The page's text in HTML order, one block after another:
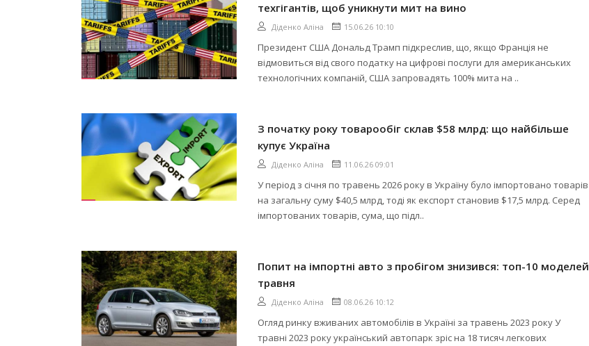
техгігантів, щоб уникнути мит на вино
Діденко Аліна 15.06.26 10:10
Президент США Дональд Трамп підкреслив, що, якщо Франція не
відмовиться від свого податку на цифрові послуги для американських
технологічних компаній, США запровадять 100% мита на ..
З початку року товарообіг склав $58 млрд: що найбільше
купує Україна
Діденко Аліна 11.06.26 09:01
У період з січня по травень 2026 року в Україну було імпортовано товарів
на загальну суму $40,5 млрд, тоді як експорт становив $17,5 млрд. Серед
імпортованих товарів, сума, що підл..
Попит на імпортні авто з пробігом знизився: топ-10 моделей
травня
Діденко Аліна 08.06.26 10:12
Огляд ринку вживаних автомобілів в Україні за травень 2023 року У
травні 2023 року український автопарк зріс на 18 тисяч легкових